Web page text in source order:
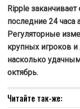
Ripple заканчивает
последние 24 часа
Регуляторные
крупных игроков
насколько
октябрь.
Читайте так-же: